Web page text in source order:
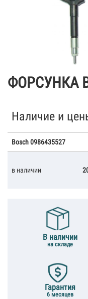
ФОРСУНКА
Наличие и
Bosch 0986435527
в наличии
В наличии
на складе
Гарантия
6 месяцев